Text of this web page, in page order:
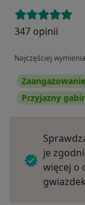
347 opinii
Najczęściej
Przyjazny
je
więcej o